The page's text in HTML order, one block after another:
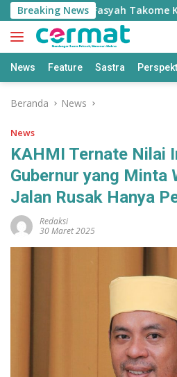
Langsung
ke
konten
Breaking News
Nurul Fasyah Takome Kini
News Feature Sastra
Beranda News
News
KAHMI Ternate Nilai
Gubernur yang Minta
Jalan Rusak Hanya
Redaksi
30 Maret 2025